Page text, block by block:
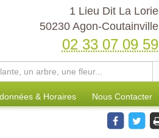
1 Lieu Dit La Lorie
50230 Agon-Coutainville
02 33 07 09 59
& Horaires Nous Contacter